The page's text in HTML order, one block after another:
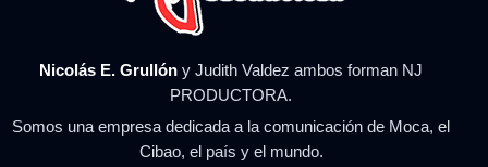
Nicolás E. Grullón y Judith Valdez ambos forman NJ
PRODUCTORA.
Somos una empresa dedicada a la comunicación de Moca, el
Cibao, el país y el mundo.